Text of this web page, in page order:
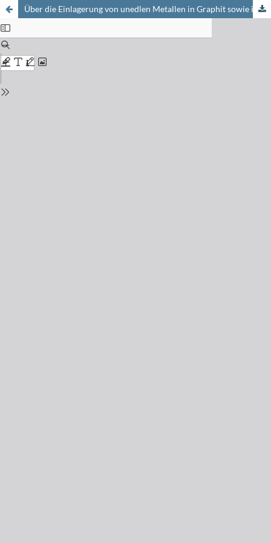
Über die Einlagerung von unedlen Metallen in Graphit sowie in Metallchalkogenide vom Typ MeX